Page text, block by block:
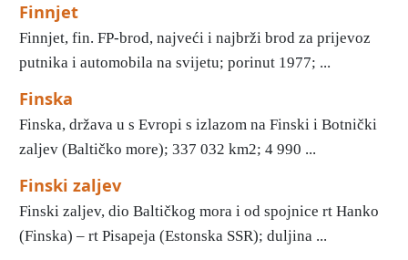
Finnjet
Finnjet, fin. FP-brod, najveći i najbrži brod za prijevoz
putnika i automobila na svijetu; porinut 1977; ...
Finska
Finska, država u s Evropi s izlazom na Finski i Botnički
zaljev (Baltičko more); 337 032 km2; 4 990 ...
Finski zaljev
Finski zaljev, dio Baltičkog mora i od spojnice rt Hanko
(Finska) – rt Pisapeja (Estonska SSR); duljina ...